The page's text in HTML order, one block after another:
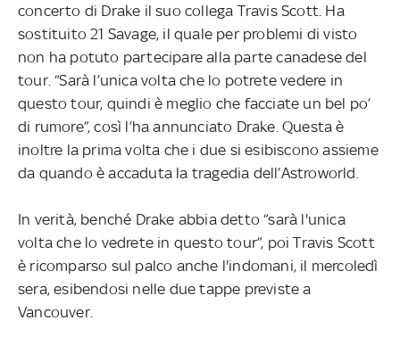
concerto di Drake il suo collega Travis Scott. Ha
sostituito 21 Savage, il quale per problemi di visto
non ha potuto partecipare alla parte canadese del
tour. “Sarà l’unica volta che lo potrete vedere in
questo tour, quindi è meglio che facciate un bel po’
di rumore”, così l’ha annunciato Drake. Questa è
inoltre la prima volta che i due si esibiscono assieme
da quando è accaduta la tragedia dell’Astroworld.
In verità, benché Drake abbia detto “sarà l'unica
volta che lo vedrete in questo tour”, poi Travis Scott
è ricomparso sul palco anche l'indomani, il mercoledì
sera, esibendosi nelle due tappe previste a
Vancouver.